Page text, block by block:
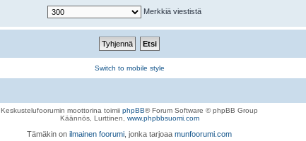
Merkkiä viestistä
Switch to mobile style
Keskustelufoorumin moottorina toimii phpBB® Forum Software © phpBB Group
Käännös, Lurttinen, www.phpbbsuomi.com
Tämäkin on ilmainen foorumi , jonka tarjoaa munfoorumi.com